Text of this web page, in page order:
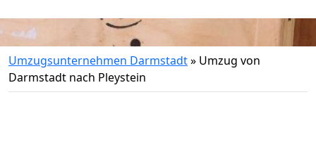
Umzugsunternehmen Darmstadt» Umzug von
Darmstadt nach Pleystein